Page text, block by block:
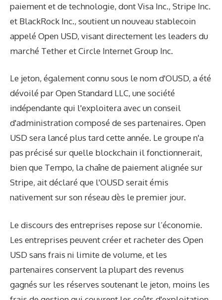
paiement et de technologie, dont Visa Inc., Stripe Inc.
et BlackRock Inc., soutient un nouveau stablecoin
appelé Open USD, visant directement les leaders du
marché Tether et Circle Internet Group Inc.
Le jeton, également connu sous le nom d'OUSD, a été
dévoilé par Open Standard LLC, une société
indépendante qui l'exploitera avec un conseil
d'administration composé de ses partenaires. Open
USD sera lancé plus tard cette année. Le groupe n'a
pas précisé sur quelle blockchain il fonctionnerait,
bien que Tempo, la chaîne de paiement alignée sur
Stripe, ait déclaré que l'OUSD serait émis
nativement sur son réseau dès le premier jour.
Le discours des entreprises repose sur l’économie.
Les entreprises peuvent créer et racheter des Open
USD sans frais ni limite de volume, et les
partenaires conservent la plupart des revenus
gagnés sur les réserves soutenant le jeton, moins les